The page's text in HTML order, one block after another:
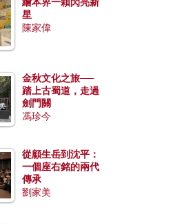
繪本界一顆閃亮新
星
陳家偉
金秋文化之旅──
踏上古蜀道，走過
劍門關
馮珍今
從顧生岳到沈平：
一個座右銘的兩代
傳承
劉家美